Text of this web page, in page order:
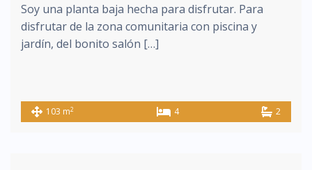
Soy una planta baja hecha para disfrutar. Para
disfrutar de la zona comunitaria con piscina y
jardín, del bonito salón […]
103 m2 4 2